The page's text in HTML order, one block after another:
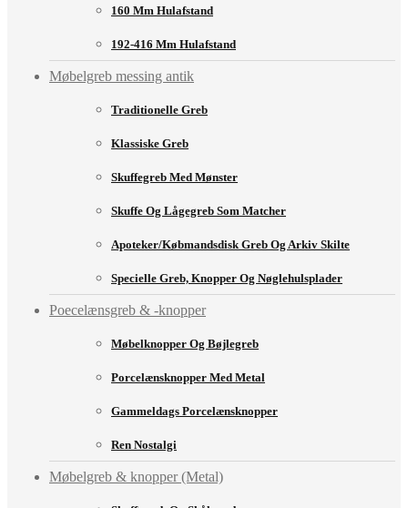
160 Mm Hulafstand
192-416 Mm Hulafstand
Møbelgreb messing antik
Traditionelle Greb
Klassiske Greb
Skuffegreb Med Mønster
Skuffe Og Lågegreb Som Matcher
Apoteker/købmandsdisk Greb Og Arkiv Skilte
Specielle Greb, Knopper Og Nøglehulsplader
Poecelænsgreb & -knopper
Møbelknopper Og Bøjlegreb
Porcelænsknopper Med Metal
Gammeldags Porcelænsknopper
Ren Nostalgi
Møbelgreb & knopper (Metal)